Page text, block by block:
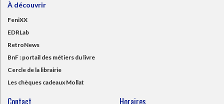
À découvrir
FeniXX
EDRLab
RetroNews
BnF : portail des métiers du livre
Cercle de la librairie
Les chèques cadeaux Mollat